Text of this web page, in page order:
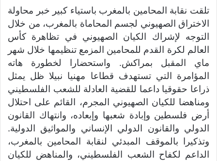
تلقت نقابة المحامين بالمغرب باستياء كبير خبر محاولة
الاختراق الصهيوني لجسم المحاماة بالمغرب، من خلال
التوجه لإشراك الكيان الصهيوني في تظاهرة كأس
العالم لكرة القدم للمحامين المزمع تنظيمها خلال شهر
ماي المقبل بمراكش. واستحضارا لخطورة هاته
المؤامرة التي تستهدف قطاعا مهنيا نبيلا ظل يمثل
ذراعا حقوقيا داعما للقضية العادلة للشعب الفلسطيني
ومناهضا للكيان الصهيوني المجرم، القائم على احتلال
أرض فلسطين وإبادة شعبها وإبعاده، وانتهاك القانون
الدولي والقانون الدولي الإنساني والمواثيق الدولية.
وتذكيرا بالموقف المبدئي لنقابة المحامين بالمغرب،
الداعم لكفاح الشعب الفلسطيني، والمناهض للكيان